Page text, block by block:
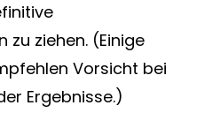
zu ziehen. (Einige
Vorsicht bei
Ergebnisse.)